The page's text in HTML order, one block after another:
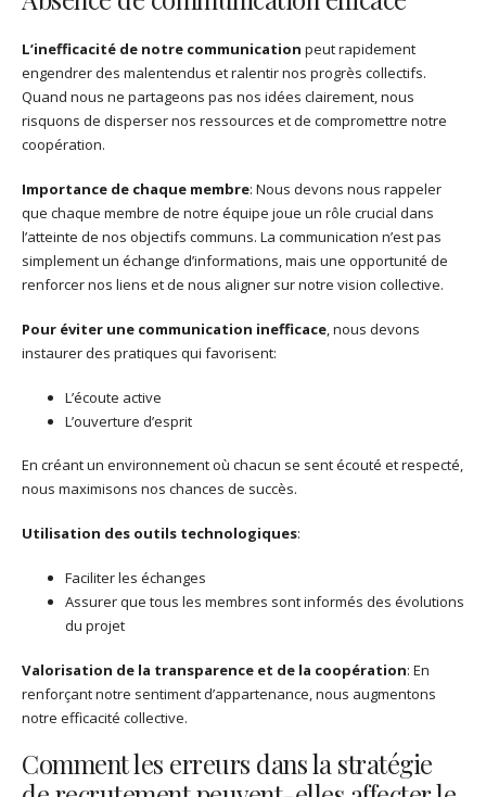
L’inefficacité de notre communication peut rapidement
engendrer des malentendus et ralentir nos progrès collectifs.
Quand nous ne partageons pas nos idées clairement, nous
risquons de disperser nos ressources et de compromettre notre
coopération.
Importance de chaque membre: Nous devons nous rappeler
que chaque membre de notre équipe joue un rôle crucial dans
l’atteinte de nos objectifs communs. La communication n’est pas
simplement un échange d’informations, mais une opportunité de
renforcer nos liens et de nous aligner sur notre vision collective.
Pour éviter une communication inefficace, nous devons
instaurer des pratiques qui favorisent:
L’écoute active
L’ouverture d’esprit
En créant un environnement où chacun se sent écouté et respecté,
nous maximisons nos chances de succès.
Utilisation des outils technologiques:
Faciliter les échanges
Assurer que tous les membres sont informés des évolutions
du projet
Valorisation de la transparence et de la coopération: En
renforçant notre sentiment d’appartenance, nous augmentons
notre efficacité collective.
Comment les erreurs dans la stratégie